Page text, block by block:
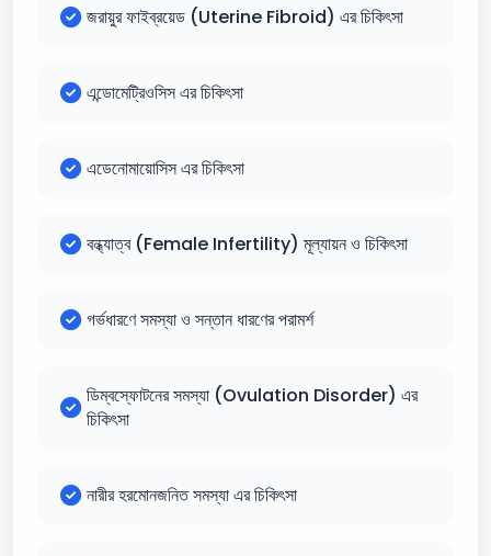
জরায়ুর ফাইব্রয়েড (Uterine Fibroid) এর চিকিৎসা
এন্ডোমেট্রিওসিস এর চিকিৎসা
এডেনোমায়োসিস এর চিকিৎসা
বন্ধ্যাত্ব (Female Infertility) মূল্যায়ন ও চিকিৎসা
গর্ভধারণে সমস্যা ও সন্তান ধারণের পরামর্শ
ডিম্বস্ফোটনের সমস্যা (Ovulation Disorder) এর
চিকিৎসা
নারীর হরমোনজনিত সমস্যা এর চিকিৎসা